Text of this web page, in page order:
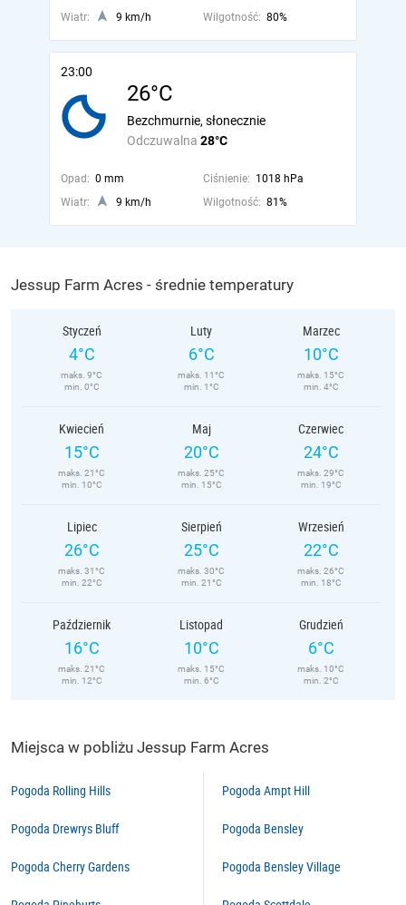
Wiatr: 9 km/h Wilgotność: 80%
23:00
26°C
Odczuwalna 28°C
Bezchmurnie, słonecznie
Opad: 0 mm Ciśnienie: 1018 hPa
Wiatr:
9 km/h Wilgotność: 81%
Jessup Farm Acres - średnie temperatury
Styczeń
4°C
maks. 9°C
min. 0°C
Luty
6°C
maks. 11°C
min. 1°C
Marzec
10°C
maks. 15°C
min. 4°C
Kwiecień
15°C
maks. 21°C
min. 10°C
Maj
20°C
maks. 25°C
min. 15°C
Czerwiec
24°C
maks. 29°C
min. 19°C
Lipiec
26°C
maks. 31°C
min. 22°C
Sierpień
25°C
maks. 30°C
min. 21°C
Wrzesień
22°C
maks. 26°C
min. 18°C
Październik
16°C
maks. 21°C
min. 12°C
Listopad
10°C
maks. 15°C
min. 6°C
Grudzień
6°C
maks. 10°C
min. 2°C
Miejsca w pobliżu Jessup Farm Acres
Pogoda Rolling Hills
Pogoda Drewrys Bluff
Pogoda Cherry Gardens
Pogoda Ampt Hill
Pogoda Bensley
Pogoda Bensley Village